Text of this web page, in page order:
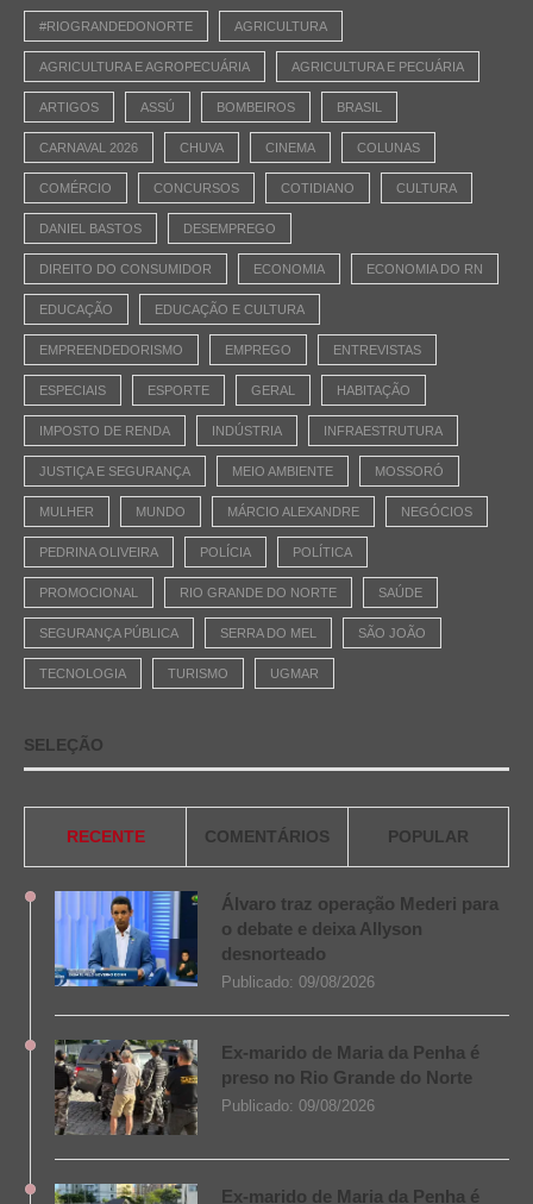
#RIOGRANDEDONORTE AGRICULTURA
AGRICULTURA E AGROPECUÁRIA AGRICULTURA E PECUÁRIA
ARTIGOS ASSÚ BOMBEIROS BRASIL
CARNAVAL 2026 CHUVA CINEMA COLUNAS
COMÉRCIO CONCURSOS COTIDIANO CULTURA
DANIEL BASTOS DESEMPREGO
DIREITO DO CONSUMIDOR ECONOMIA ECONOMIA DO RN
EDUCAÇÃO EDUCAÇÃO E CULTURA
EMPREENDEDORISMO EMPREGO ENTREVISTAS
ESPECIAIS ESPORTE GERAL HABITAÇÃO
IMPOSTO DE RENDA INDÚSTRIA INFRAESTRUTURA
JUSTIÇA E SEGURANÇA MEIO AMBIENTE MOSSORÓ
MULHER MUNDO MÁRCIO ALEXANDRE NEGÓCIOS
PEDRINA OLIVEIRA POLÍCIA POLÍTICA
PROMOCIONAL RIO GRANDE DO NORTE SAÚDE
SEGURANÇA PÚBLICA SERRA DO MEL SÃO JOÃO
TECNOLOGIA TURISMO UGMAR
SELEÇÃO
RECENTE COMENTÁRIOS POPULAR
Álvaro traz operação Mederi para
o debate e deixa Allyson
desnorteado
Publicado: 09/08/2026
Ex-marido de Maria da Penha é
preso no Rio Grande do Norte
Publicado: 09/08/2026
Ex-marido de Maria da Penha é